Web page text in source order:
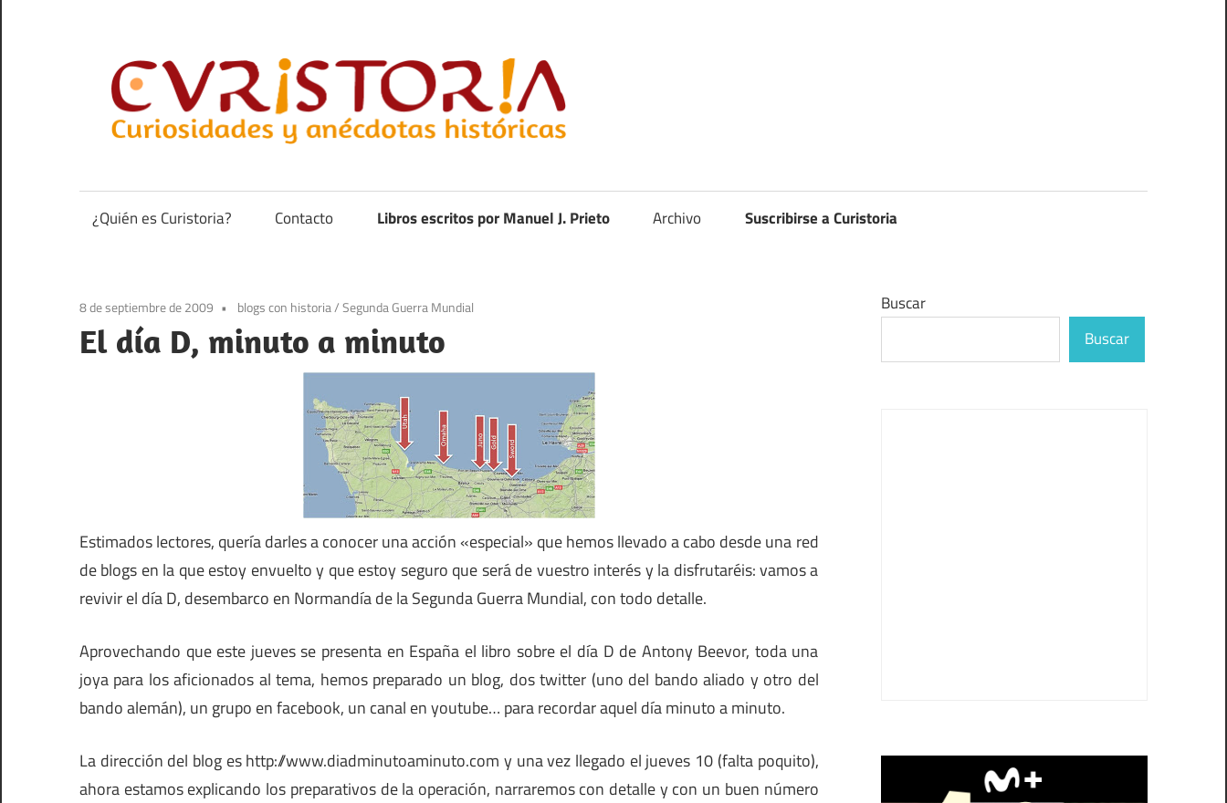
contenido
anécdotas
de
¿Quién es Curistoria? Contacto Libros escritos por Manuel J. Prieto Archivo Suscribirse a Curistoria
8 de septiembre de 2009 blogs con historia/Segunda Guerra Mundial
El día D, minuto a minuto
Estimados lectores, quería darles a conocer una acción «especial» que hemos llevado a cabo desde una red
de blogs en la que estoy envuelto y que estoy seguro que será de vuestro interés y la disfrutaréis: vamos a
revivir el día D, desembarco en Normandía de la Segunda Guerra Mundial, con todo detalle.
Aprovechando que este jueves se presenta en España el libro sobre el día D de Antony Beevor, toda una
joya para los aficionados al tema, hemos preparado un blog, dos twitter (uno del bando aliado y otro del
bando alemán), un grupo en facebook, un canal en youtube… para recordar aquel día minuto a minuto.
La dirección del blog es http://www.diadminutoaminuto.com y una vez llegado el jueves 10 (falta poquito),
ahora estamos explicando los preparativos de la operación, narraremos con detalle y con un buen número
Buscar
Buscar